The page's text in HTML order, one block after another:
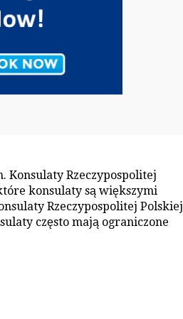
Konsulaty Rzeczypospolitej
konsulaty są większymi
Rzeczypospolitej Polskiej
często mają ograniczone